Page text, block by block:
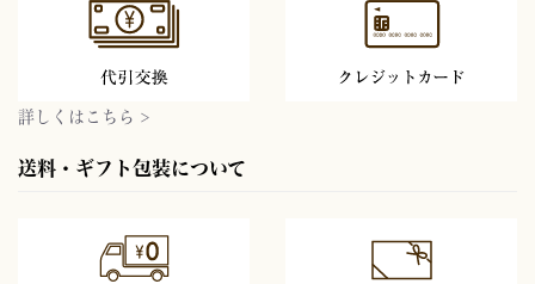
詳しくはこちら >
送料・ギフト包装について